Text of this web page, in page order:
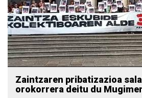
Zaintzaren pribatizazioa
orokorrera deitu du